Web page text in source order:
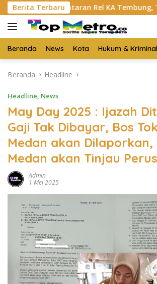
Langsung
ke
konten
Berita Terbaru
Bantaran Rel KA Tembung, Tiga Orang
Beranda News Kota Hukum & Kriminal
Beranda Headline
Headline, News
May Day 2025 : Ijazah
Gaji Tak Dibayar, Bos
Medan akan Dilaporkan,
Medan akan Tinjau
Admin
1 Mei 2025